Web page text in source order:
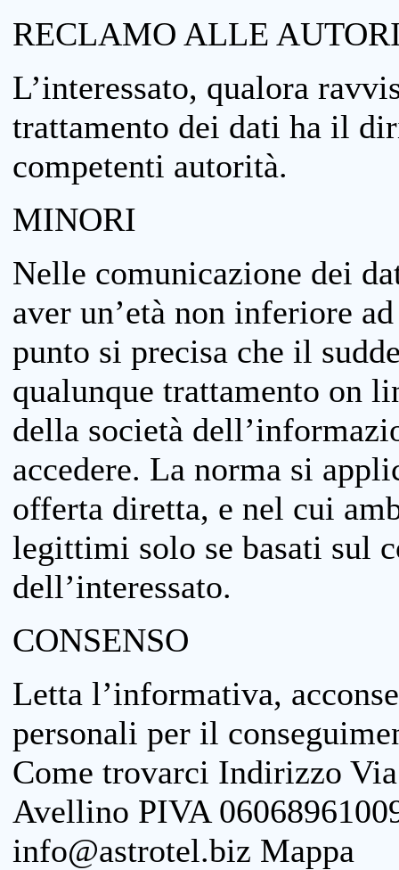
RECLAMO ALLE
L’interessato, qualora
trattamento dei dati ha il
competenti autorità.
MINORI
Nelle comunicazione dei
aver un’età non inferiore
punto si precisa che il
qualunque trattamento on
della società
accedere. La norma si
offerta diretta, e nel cui
legittimi solo se basati sul
dell’interessato.
CONSENSO
Letta l’informativa,
personali per il
Come trovarci Indirizzo
Avellino PIVA
info@astrotel.biz Mappa